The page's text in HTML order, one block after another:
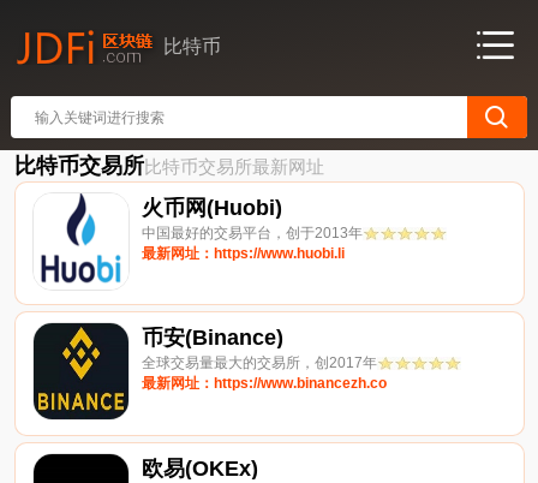
比特币
比特币交易所比特币交易所最新网址
火币网(Huobi)
中国最好的交易平台，创于2013年
最新网址：https://www.huobi.li
币安(Binance)
全球交易量最大的交易所，创2017年
最新网址：https://www.binancezh.co
欧易(OKEx)